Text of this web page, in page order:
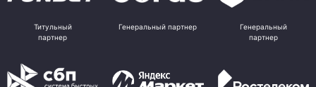
Титульный
партнер
Генеральный партнер
Генеральный
партнер